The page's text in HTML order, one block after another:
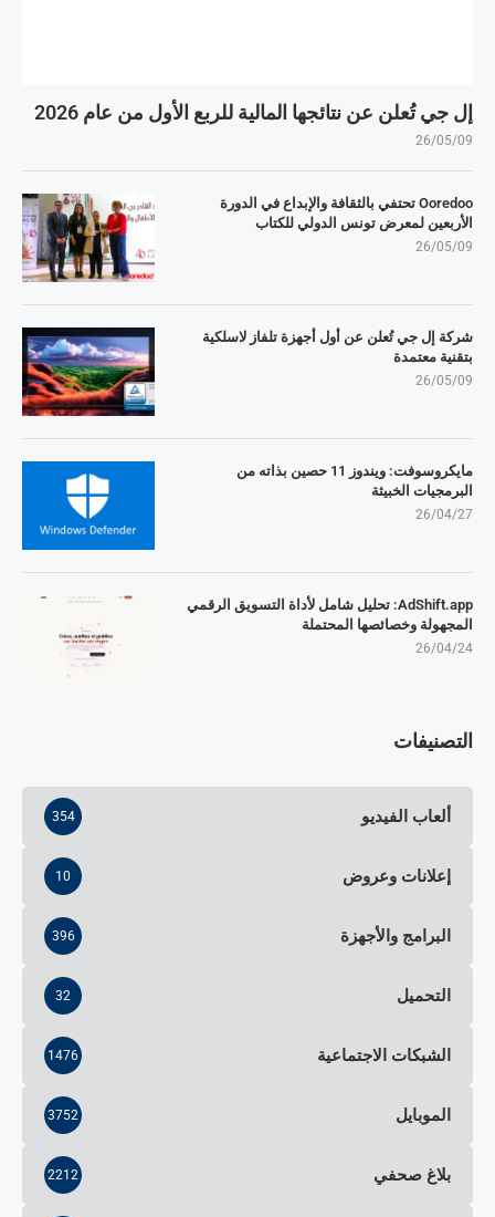
إل جي تُعلن عن نتائجها المالية للربع الأول من عام 2026
26/05/09
Ooredoo تحتفي بالثقافة والإبداع في الدورة
الأربعين لمعرض تونس الدولي للكتاب
26/05/09
شركة إل جي تُعلن عن أول أجهزة تلفاز لاسلكية
بتقنية معتمدة
26/05/09
مايكروسوفت: ويندوز 11 حصين بذاته من
البرمجيات الخبيثة
26/04/27
AdShift.app: تحليل شامل لأداة التسويق الرقمي
المجهولة وخصائصها المحتملة
26/04/24
التصنيفات
ألعاب الفيديو 354
إعلانات وعروض 10
البرامج والأجهزة 396
التحميل 32
الشبكات الاجتماعية 1476
الموبايل 3752
بلاغ صحفي 2212